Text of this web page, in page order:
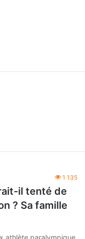
1 135
il tenté de
? Sa famille
athlète paralympique